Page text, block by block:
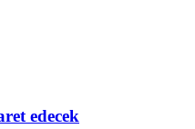
edecek